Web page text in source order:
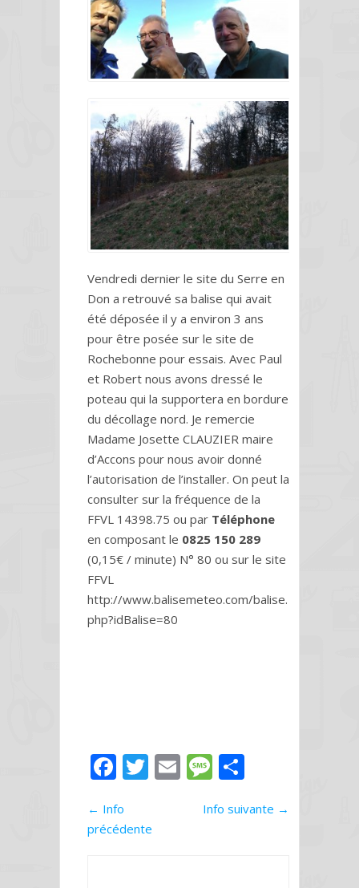
Vendredi dernier le site du Serre en
Don a retrouvé sa balise qui avait
été déposée il y a environ 3 ans
pour être posée sur le site de
Rochebonne pour essais. Avec Paul
et Robert nous avons dressé le
poteau qui la supportera en bordure
du décollage nord. Je remercie
Madame Josette CLAUZIER maire
d’Accons pour nous avoir donné
l’autorisation de l’installer. On peut la
consulter sur la fréquence de la
FFVL 14398.75 ou par Téléphone
en composant le 0825 150 289
(0,15€ / minute) N° 80 ou sur le site
FFVL
http://www.balisemeteo.com/balise.
php?idBalise=80
F
e
b
T
itt
er
E M
ss ta
← Info
précédente
Info suivante →